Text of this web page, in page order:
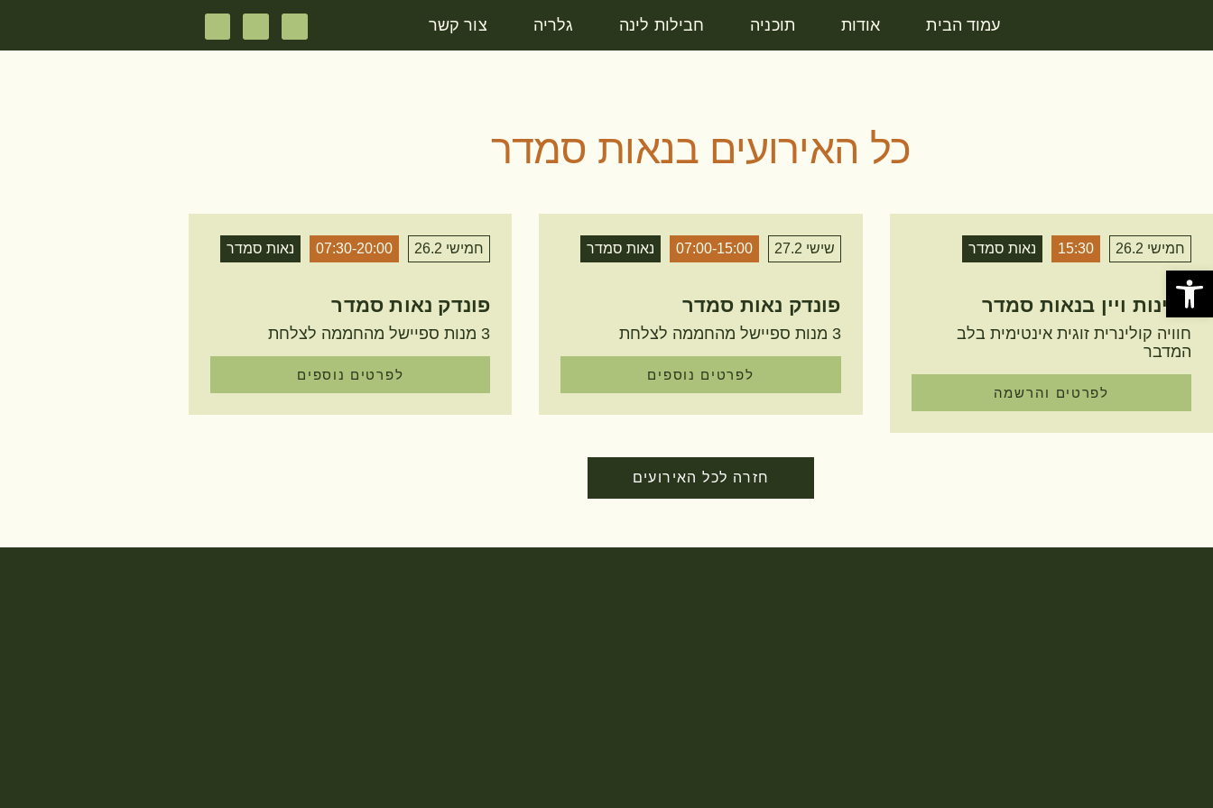
עמוד הבית אודות תוכניה חבילות לינה גלריה צור קשר
כל האירועים בנאות סמדר
חמישי 26.2 15:30 נאות סמדר
גבינות ויין בנאות סמדר
חוויה קולינרית זוגית אינטימית בלב
המדבר
לפרטים והרשמה
שישי 27.2 07:00-15:00 נאות סמדר
פונדק נאות סמדר
3 מנות ספיישל מהחממה לצלחת
לפרטים נוספים
חמישי 26.2 07:30-20:00 נאות סמדר
פונדק נאות סמדר
3 מנות ספיישל מהחממה לצלחת
לפרטים נוספים
חזרה לכל האירועים
פתח סרגל נגישות